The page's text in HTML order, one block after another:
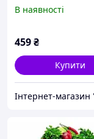
домашнього
пакувальник для
В наявності
459₴
Купити